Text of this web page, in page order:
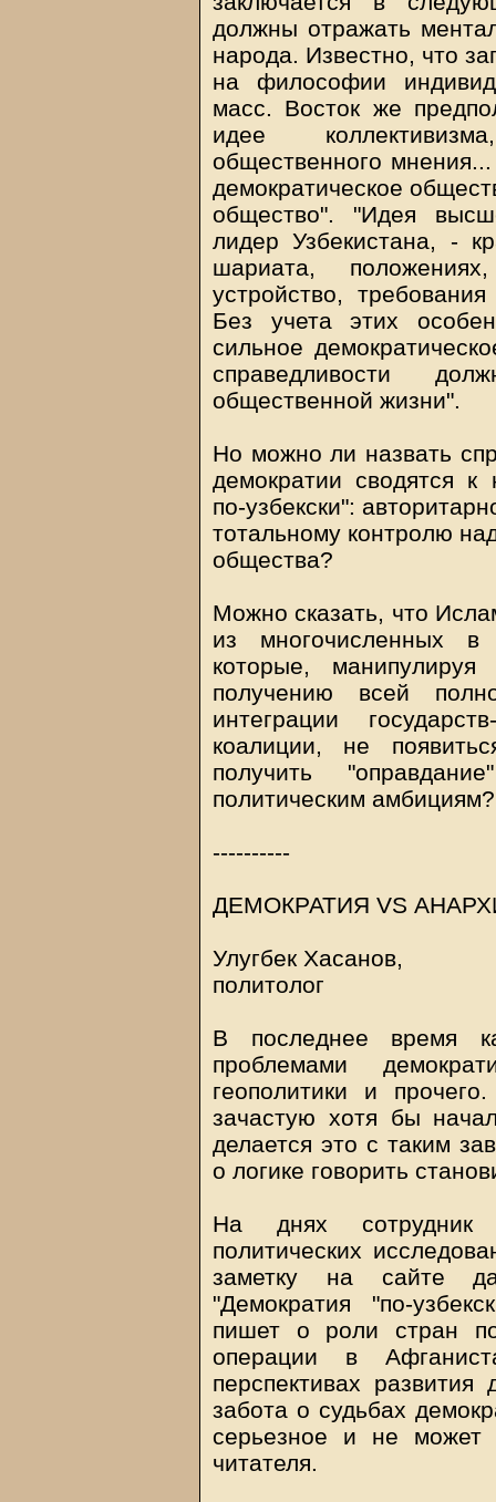
должны отражать
народа. Известно, что
на философии
масс. Восток же
идее
общественного
демократическое
общество". "Идея
лидер Узбекистана, -
шариата,
устройство,
Без учета этих
сильное
справедливости
общественной жизни".
Но можно ли назвать
демократии сводятся
по-узбекски":
тотальному контролю
общества?
Можно сказать, что
из многочисленных в
которые,
получению всей
интеграции
коалиции, не
получить
политическим амбициям?
----------
ДЕМОКРАТИЯ VS
Улугбек Хасанов,
политолог
В последнее время
проблемами
геополитики и
зачастую хотя бы
делается это с таким
о логике говорить
На днях сотрудник
политических
заметку на сайте
"Демократия "по-
пишет о роли стран
операции в
перспективах
забота о судьбах
серьезное и не может
читателя.